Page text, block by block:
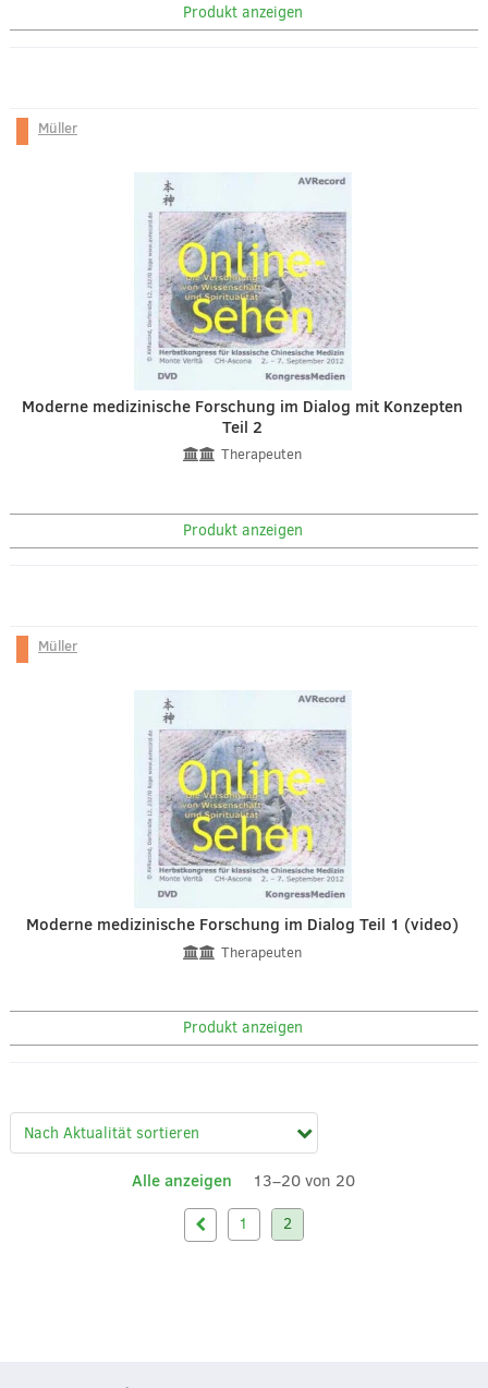
Produkt anzeigen
Müller
Moderne medizinische Forschung im Dialog mit Konzepten
Teil 2
Therapeuten
Produkt anzeigen
Müller
Moderne medizinische Forschung im Dialog Teil 1 (video)
Therapeuten
Produkt anzeigen
Alle anzeigen 13–20 von 20
1 2